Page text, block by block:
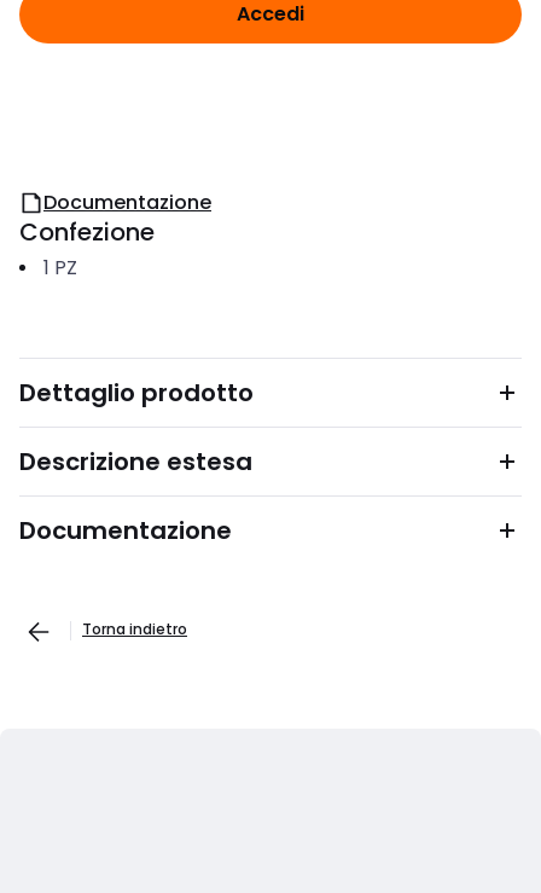
Accedi
Documentazione
Confezione
1 PZ
Dettaglio prodotto
Descrizione estesa
Documentazione
Torna indietro